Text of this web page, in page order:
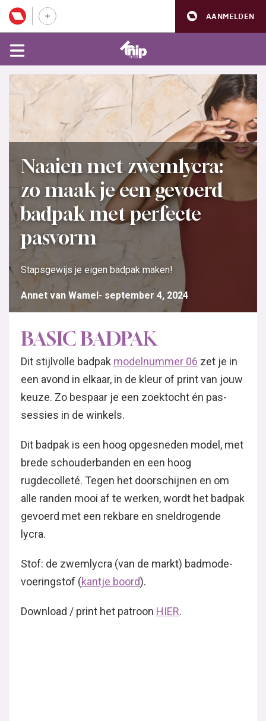
AANMELDEN
Naaien met zwemlycra:
zo maak je een gevoerd
badpak met perfecte
pasvorm
Stapsgewijs je eigen badpak maken!
Annet van Wamel september 4, 2024
BASIC BADPAK
Dit stijlvolle badpak modelnummer 06 zet je in
een avond in elkaar, in de kleur of print van jouw
keuze. Zo bespaar je een zoektocht én pas-
sessies in de winkels.
Dit badpak is een hoog opgesneden model, met
brede schouderbanden en een hoog
rugdecolleté. Tegen het doorschijnen en om
alle randen mooi af te werken, wordt het badpak
gevoerd met een rekbare en sneldrogende
lycra.
Stof: de zwemlycra (van de markt) badmode-
voeringstof (kantje boord).
Download / print het patroon HIER.